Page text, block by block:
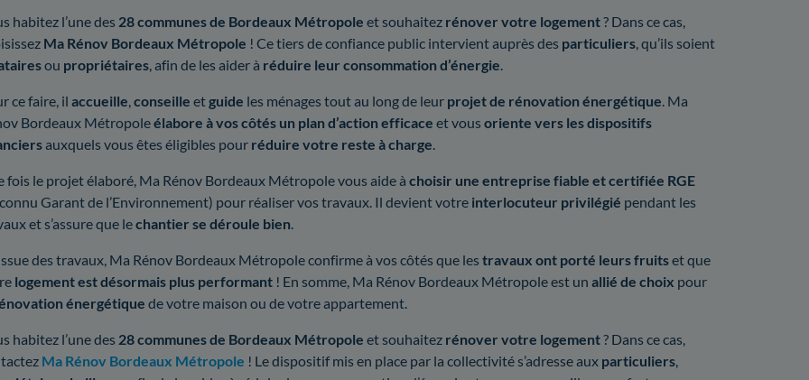
habitez l’une des 28 communes de Bordeaux Métropole et souhaitez rénover votre logement? Dans ce cas,
Ma Rénov Bordeaux Métropole ! Ce tiers de confiance public intervient auprès des particuliers, qu’ils soient
ou propriétaires, afin de les aider à réduire leur consommation d’énergie.
ce faire, il accueille,conseille etguide les ménages tout au long de leur projet de rénovation énergétique. Ma
Bordeaux Métropoleélabore à vos côtés un plan d’action efficace et vous oriente vers les dispositifs
auxquels vous êtes éligibles pour réduire votre reste à charge.
fois le projet élaboré, Ma Rénov Bordeaux Métropole vous aide à choisir une entreprise fiable et certifiée RGE
Garant de l’Environnement) pour réaliser vos travaux. Il devient votre interlocuteur privilégié pendant les
et s’assure que lechantier se déroule bien.
des travaux, Ma Rénov Bordeaux Métropole confirme à vos côtés que les travaux ont porté leurs fruitset que
logement est désormais plus performant ! En somme, Ma Rénov Bordeaux Métropole est un allié de choix pour
énergétique de votre maison ou de votre appartement.
habitez l’une des 28 communes de Bordeaux Métropole et souhaitez rénover votre logement? Dans ce cas,
Ma Rénov Bordeaux Métropole ! Le dispositif mis en place par la collectivité s’adresse aux particuliers,